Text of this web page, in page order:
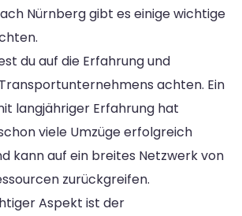
Nürnberg gibt es einige wichtige
du auf die Erfahrung und
achten. Ein
langjähriger Erfahrung hat
viele Umzüge erfolgreich
kann auf ein breites Netzwerk von
zurückgreifen.
Aspekt ist der